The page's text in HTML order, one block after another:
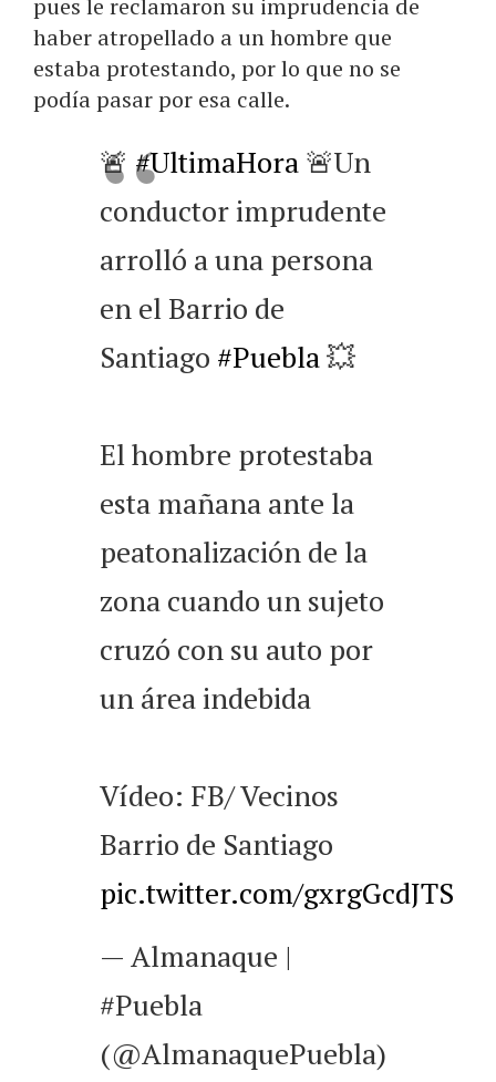
pues le reclamaron su imprudencia de
haber atropellado a un hombre que
estaba protestando, por lo que no se
podía pasar por esa calle.
🚨 #UltimaHora 🚨Un
conductor imprudente
arrolló a una persona
en el Barrio de
Santiago #Puebla💥
El hombre protestaba
esta mañana ante la
peatonalización de la
zona cuando un sujeto
cruzó con su auto por
un área indebida
Vídeo: FB/ Vecinos
Barrio de Santiago
pic.twitter.com/gxrgGcdJTS
— Almanaque |
#Puebla
(@AlmanaquePuebla)